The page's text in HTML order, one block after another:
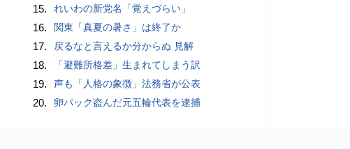
15. れいわの新党名「覚えづらい」
16. 関東「真夏の暑さ」は終了か
17. 戻るなと言えるか分からぬ 見解
18. 「避難所格差」生まれてしまう訳
19. 声も「人格の象徴」法務省が公表
20. 卵パック盗んだ元五輪代表を逮捕